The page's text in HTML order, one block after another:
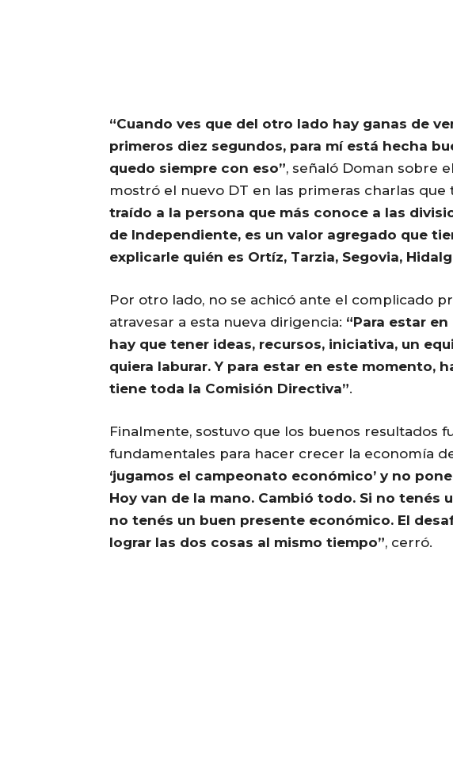
“Cuando ves que del otro lado hay ganas de
primeros diez segundos, para mí está hecha
quedo siempre con eso”, señaló Doman sobre
mostró el nuevo DT en las primeras charlas que
traído a la persona que más conoce a las
de Independiente, es un valor agregado que
explicarle quién es Ortíz, Tarzia, Segovia,
Por otro lado, no se achicó ante el complicado
atravesar a esta nueva dirigencia: “Para estar
hay que tener ideas, recursos, iniciativa, un
quiera laburar. Y para estar en este momento,
tiene toda la Comisión Directiva”.
Finalmente, sostuvo que los buenos resultados
fundamentales para hacer crecer la economía
‘jugamos el campeonato económico’ y no
Hoy van de la mano. Cambió todo. Si no tenés
no tenés un buen presente económico. El
lograr las dos cosas al mismo tiempo”, cerró.